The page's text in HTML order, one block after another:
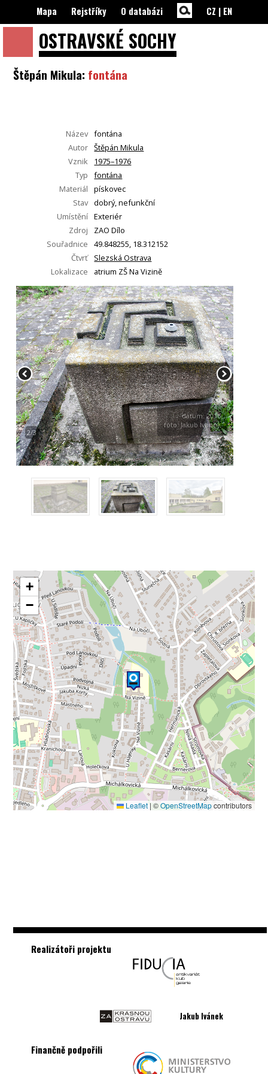
OSTRAVSKÉ SOCHY
Mapa Rejstříky O databázi CZ | EN
Štěpán Mikula: fontána
Název fontána
Autor Štěpán Mikula
Vznik
1975–1976
Typ
fontána
Materiál
pískovec
Stav dobrý, nefunkční
Umístění Exteriér
Zdroj
ZAO Dílo
Souřadnice
49.848255, 18.312152
Čtvrť Slezská Ostrava
Lokalizace
atrium ZŠ Na Vizině
2/3
datum: 2016
foto: Jakub Ivánek
+
−
Leaflet | ©OpenStreetMapcontributors
Realizátoři projektu
Jakub Ivánek
Finančně podpořili